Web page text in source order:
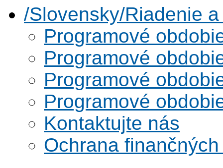
/Slovensky/Riadenie
Programové
Programové
Programové
Programové
Kontaktujte nás
Ochrana